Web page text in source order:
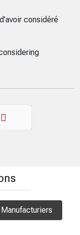
considéré
Manufacturiers